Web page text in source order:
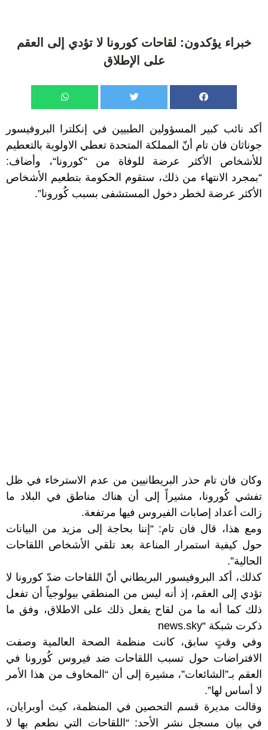
خبراء يؤكدون: لقاحات كورونا لا تؤدي إلى العقم
على الإطلاق
أكد نائب كبير المسؤولين الطبيين في إنكلترا البروفيسور
جوناثان فان تام أنّ المملكة المتحدة تعطي الاولوية بالتعطيم
للأشخاص الأكثر عرضة للوفاة من “كورونا“، وأضاف:
“بمجرد الانتهاء من ذلك، ستقوم الحكومة بتطعيم الأشخاص
الأكثر عرضة لخطر دخول المستشفى بسبب كُورونا”.
وكان فان تام حذر البريطانيين من عدم الاسترخاء في ظل
تفشي كُورونا، مشيراً إلى أن هناك مناطق في البلاد ما
زالت أعداد إصابات الفيروس فيها مرتفعة.
ومع هذا، قال فان تام: “إننا بحاجة إلى مزيد من البيانات
حول كيفية استمرار المناعة بعد تلقي الأشخاص اللقاحات
الحالية”.
كذلك، أكد البروفيسور البريطاني أنّ اللقاحات ضدّ كورونا لا
تؤدي إلى العقم، إذ أنه ليس من المنطقي بيولوجياً أن تفعل
ذلك كما أنه ما من لقاح يفعل ذلك على الاطلاق، وفق ما
ذكرت شبكة “news.sky
وفي وقتٍ سابق، كانت منظمة الصحة العالمية وصفت
الافتراضات حول تسبب اللقاحات ضد فيروس كُورونا في
العقم بـ”الشائعات”، مشيرة إلى أن “المخاوف من هذا الأمر
لا أساس لها”.
وقالت مديرة قسم التحصين في المنظمة، كيث أوبرايان،
في بيان مسجل نشر الأحد: “اللقاحات التي نطعم بها لا